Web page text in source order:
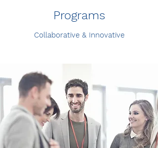
Programs
Collaborative & Innovative